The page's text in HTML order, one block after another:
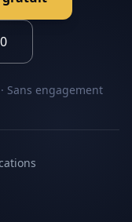
Sans engagement